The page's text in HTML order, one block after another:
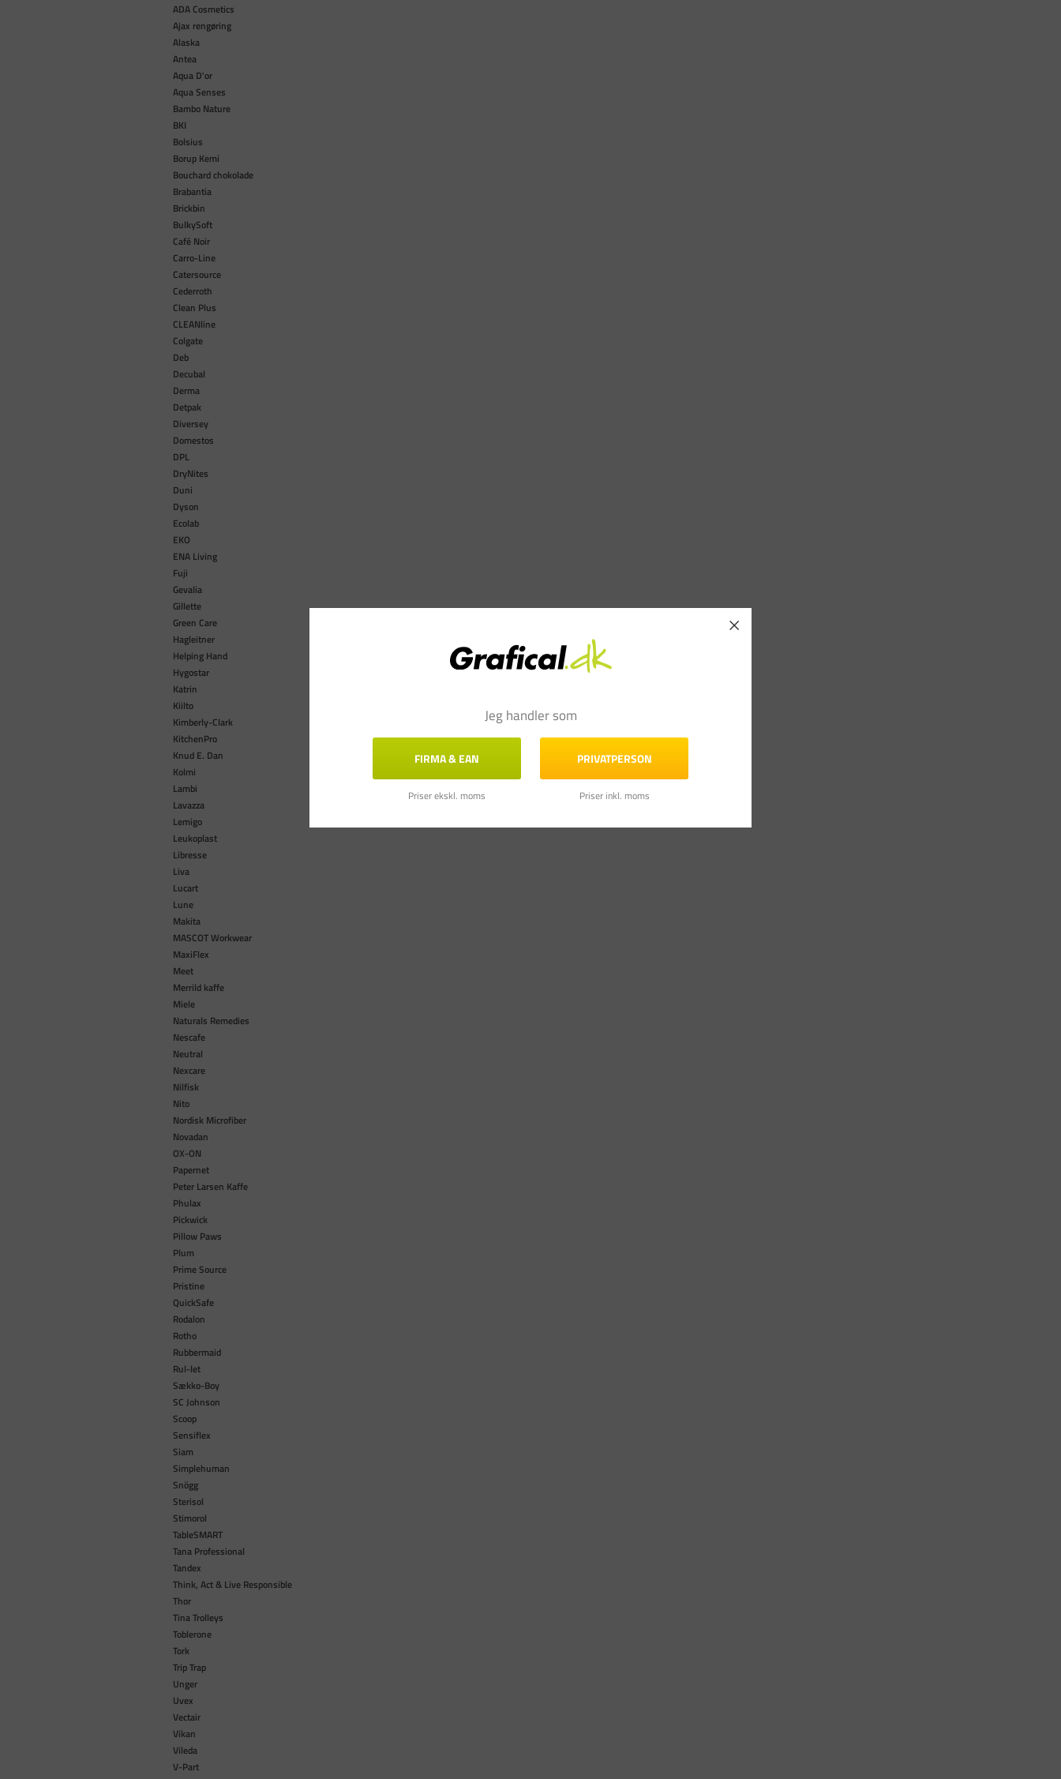
ADA Cosmetics
Ajax rengøring
Alaska
Antea
Aqua D'or
Aqua Senses
Bambo Nature
BKI
Bolsius
Borup Kemi
Bouchard chokolade
Brabantia
Brickbin
BulkySoft
Café Noir
Carro-Line
Catersource
Cederroth
Clean Plus
CLEANline
Colgate
Deb
Decubal
Derma
Detpak
Diversey
Domestos
DPL
DryNites
Duni
Dyson
Ecolab
EKO
ENA Living
Fuji
Gevalia
Gillette
Green Care
Hagleitner
Helping Hand
Hygostar
Katrin
Kiilto
Kimberly-Clark
KitchenPro
Knud E. Dan
Kolmi
Lambi
Lavazza
Lemigo
Leukoplast
Libresse
Liva
Lucart
Lune
Makita
MASCOT Workwear
MaxiFlex
Meet
Merrild kaffe
Miele
Naturals Remedies
Nescafe
Neutral
Nexcare
Nilfisk
Nito
Nordisk Microfiber
Novadan
OX-ON
Papernet
Peter Larsen Kaffe
Phulax
Pickwick
Pillow Paws
Plum
Prime Source
Pristine
QuickSafe
Rodalon
Rotho
Rubbermaid
Rul-let
Sækko-Boy
SC Johnson
Scoop
Sensiflex
Siam
Simplehuman
Snögg
Sterisol
Stimorol
TableSMART
Tana Professional
Tandex
Think, Act & Live Responsible
Thor
Tina Trolleys
Toblerone
Tork
Trip Trap
Unger
Uvex
Vectair
Vikan
Vileda
V-Part
Jeg handler som
FIRMA & EAN
Priser ekskl. moms
PRIVATPERSON
Priser inkl. moms